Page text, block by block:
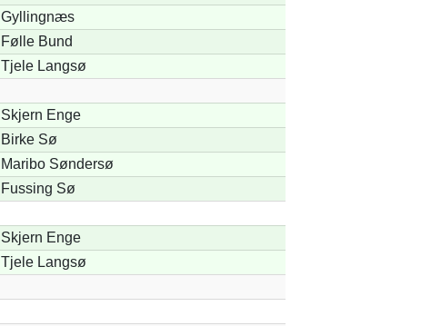
Gyllingnæs
Følle Bund
Tjele Langsø
Skjern Enge
Birke Sø
Maribo Søndersø
Fussing Sø
Skjern Enge
Tjele Langsø